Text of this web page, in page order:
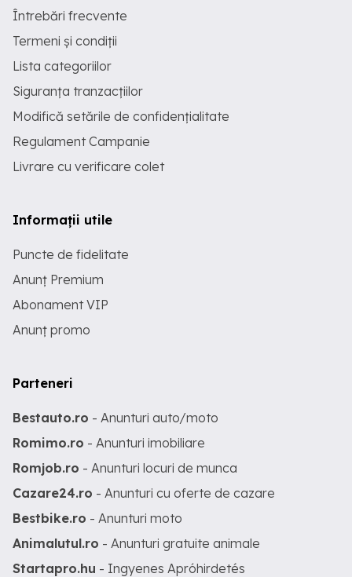
Întrebări frecvente
Termeni și condiții
Lista categoriilor
Siguranța tranzacțiilor
Modifică setările de confidențialitate
Regulament Campanie
Livrare cu verificare colet
Informații utile
Puncte de fidelitate
Anunț Premium
Abonament VIP
Anunț promo
Parteneri
Bestauto.ro - Anunturi auto/moto
Romimo.ro - Anunturi imobiliare
Romjob.ro - Anunturi locuri de munca
Cazare24.ro - Anunturi cu oferte de cazare
Bestbike.ro - Anunturi moto
Animalutul.ro - Anunturi gratuite animale
Startapro.hu - Ingyenes Apróhirdetés